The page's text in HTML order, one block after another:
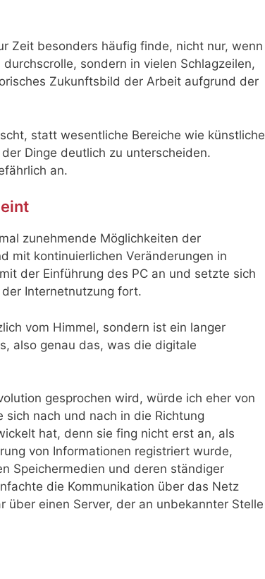
Zeit besonders häufig finde, nicht nur, wenn
sondern in vielen Schlagzeilen,
Zukunftsbild der Arbeit aufgrund der
statt wesentliche Bereiche wie künstliche
Dinge deutlich zu unterscheiden.
an.
zunehmende Möglichkeiten der
mit kontinuierlichen Veränderungen in
der Einführung des PC an und setzte sich
Internetnutzung fort.
vom Himmel, sondern ist ein langer
also genau das, was die digitale
gesprochen wird, würde ich eher von
nach und nach in die Richtung
hat, denn sie fing nicht erst an, als
von Informationen registriert wurde,
Speichermedien und deren ständiger
die Kommunikation über das Netz
einen Server, der an unbekannter Stelle